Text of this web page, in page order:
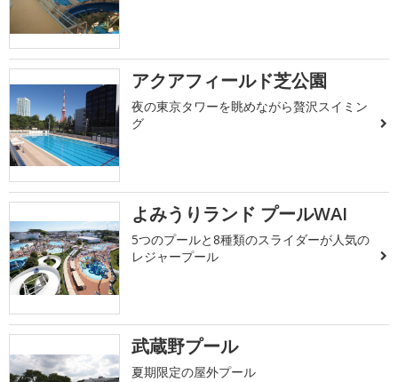
アクアフィールド芝公園
夜の東京タワーを眺めながら贅沢スイミン
グ
よみうりランド プールWAI
5つのプールと8種類のスライダーが人気の
レジャープール
武蔵野プール
夏期限定の屋外プール